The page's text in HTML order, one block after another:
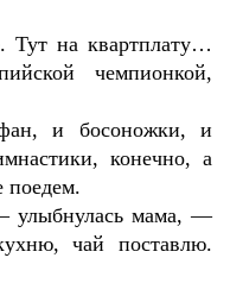
Тут на квартплату…
чемпионкой,
и босоножки, и
конечно, а
поедем.
улыбнулась мама, —
чай поставлю.